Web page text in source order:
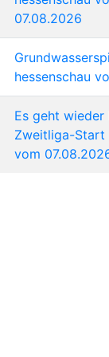
07.08.2026
hessenschau
Es geht
Zweitliga-Start
vom